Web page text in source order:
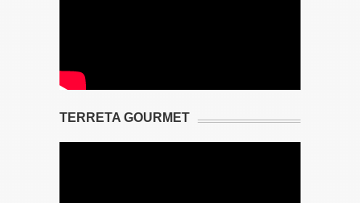
TERRETA GOURMET